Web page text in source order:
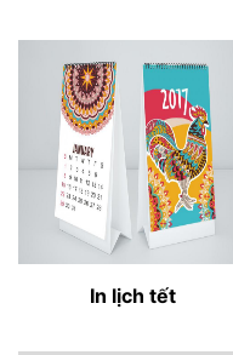
In lịch tết